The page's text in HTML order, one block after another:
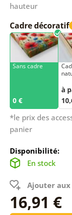
hauteur
Cadre décoratif
Sans cadre
0 €
à
*le prix des
panier
Disponibilité:
En stock
Ajouter
16,91 €